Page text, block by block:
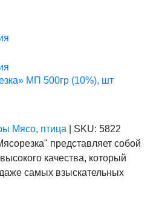
МП 500гр (10%), шт
Мясо, птица SKU: 5822
представляет собой
качества, который
самых взыскательных